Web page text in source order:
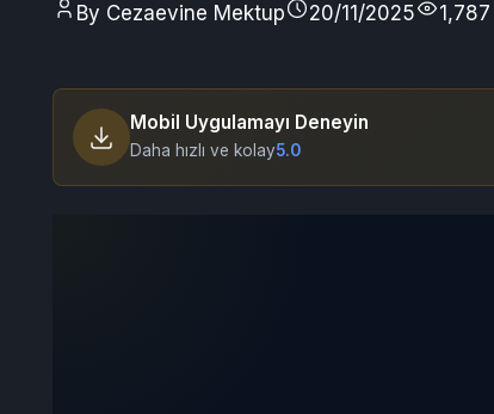
By Cezaevine Mektup 20/11/2025 1,787
Mobil Uygulamayı Deneyin
Daha hızlı ve kolay5.0